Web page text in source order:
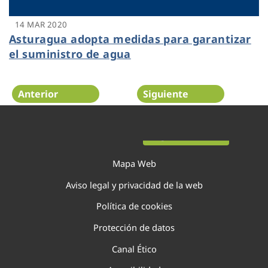
14 MAR 2020
Asturagua adopta medidas para garantizar
el suministro de agua
Anterior Siguiente
Mapa Web
Aviso legal y privacidad de la web
Política de cookies
Protección de datos
Canal Ético